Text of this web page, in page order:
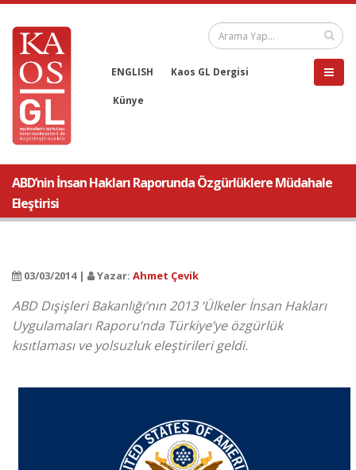
ENGLISH Kaos GL Dergisi
Künye
ABD’nin İnsan Hakları Raporunda Özgürlüklere Müdahale
Eleştirisi
03/03/2014 | Yazar: Ahmet Çevik
ABD Dışişleri Bakanlığı’nın 2013 ‘Ülkeler İnsan Hakları
Uygulamaları Raporu’nda Türkiye’ye özgürlük
kısıtlaması ve yolsuzluk eleştirileri geldi.